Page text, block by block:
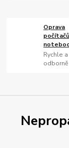
Oprava
Rychle a
odborně